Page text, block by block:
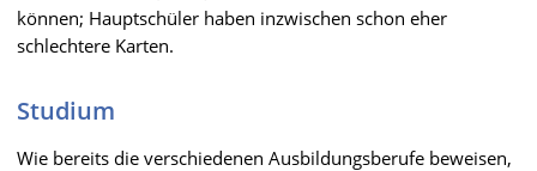
können; Hauptschüler haben inzwischen schon eher
schlechtere Karten.
Studium
Wie bereits die verschiedenen Ausbildungsberufe beweisen,